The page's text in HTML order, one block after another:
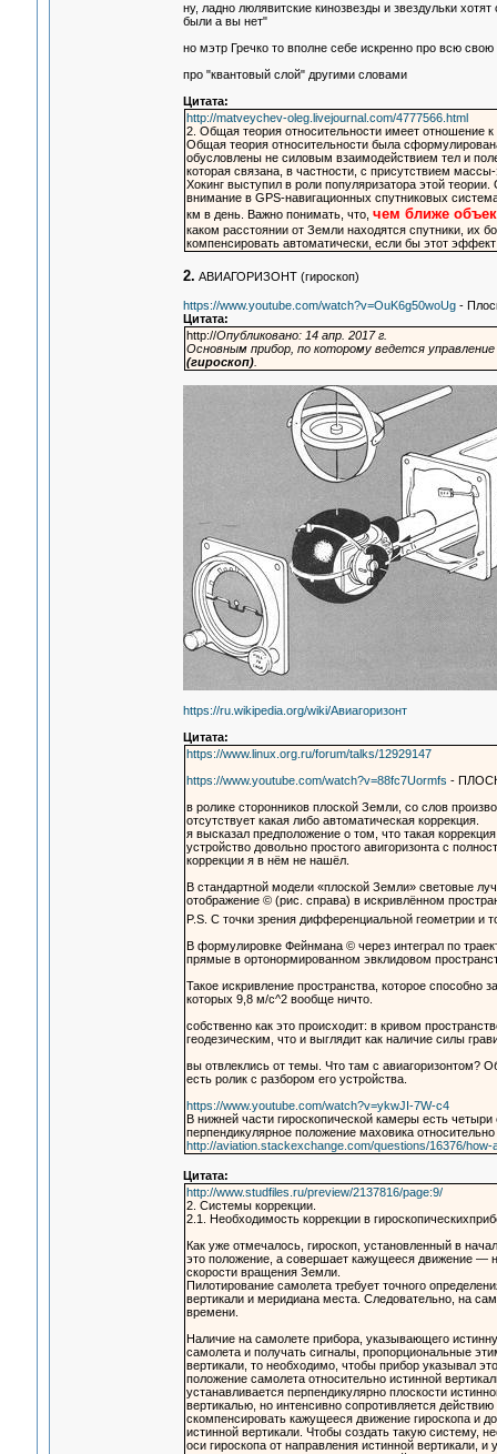
ну, ладно люлявитские кинозвезды и звездульки
были а вы нет"
но мэтр Гречко то вполне себе искренно про всю свою
про "квантовый слой" другими словами
Цитата:
http://matveychev-oleg.livejournal.com/4777566.html
2. Общая теория относительности имеет отношение
Общая теория относительности была
обусловлены не силовым взаимодействием тел и
которая связана, в частности, с присутствием массы-
Хокинг выступил в роли популяризатора этой
внимание в GPS-навигационных спутниковых
км в день. Важно понимать, что, чем ближе
каком расстоянии от Земли находятся спутники, их
компенсировать автоматически, если бы этот
2. АВИАГОРИЗОНТ (гироскоп)
https://www.youtube.com/watch?v=OuK6g50woUg-
Цитата:
http://Опубликовано: 14 апр. 2017 г.
Основным прибор, по которому ведется
(гироскоп).
https://ru.wikipedia.org/wiki/Авиагоризонт
Цитата:
https://www.linux.org.ru/forum/talks/12929147
https://www.youtube.com/watch?v=88fc7Uormfs -
в ролике сторонников плоской Земли, со слов
отсутствует какая либо автоматическая коррекция.
я высказал предположение о том, что такая
устройство довольно простого авигоризонта с
коррекции я в нём не нашёл.
В стандартной модели «плоской Земли» световые
отображение © (рис. справа) в искривлённом
P.S. С точки зрения дифференциальной геометрии и
В формулировке Фейнмана © через интеграл по
прямые в ортонормированном эвклидовом
Такое искривление пространства, которое
которых 9,8 м/с^2 вообще ничто.
собственно как это происходит: в кривом
геодезическим, что и выглядит как наличие силы
вы отвлеклись от темы. Что там с авиагоризонтом?
есть ролик с разбором его устройства.
https://www.youtube.com/watch?v=ykwJI-7W-c4
В нижней части гироскопической камеры есть
перпендикулярное положение маховика
http://aviation.stackexchange.com/questions/16376/
Цитата:
http://www.studfiles.ru/preview/2137816/page:9/
2. Системы коррекции.
2.1. Необходимость коррекции в
Как уже отмечалось, гироскоп, установленный в
это положение, а совершает кажущееся движение —
скорости вращения Земли.
Пилотирование самолета требует точного
вертикали и меридиана места. Следовательно, на
времени.
Наличие на самолете прибора, указывающего
самолета и получать сигналы, пропорциональные
вертикали, то необходимо, чтобы прибор указывал
положение самолета относительно истинной
устанавливается перпендикулярно плоскости
вертикалью, но интенсивно сопротивляется
скомпенсировать кажущееся движение гироскопа и
истинной вертикали. Чтобы создать такую систему,
оси гироскопа от направления истинной вертикали,